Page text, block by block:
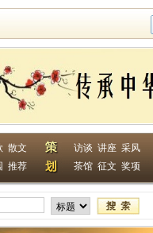
散文
推荐
访谈 讲座 采风
茶馆 征文 奖项